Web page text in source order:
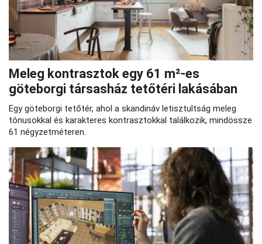
Meleg kontrasztok egy 61 m²-es
göteborgi társasház tetőtéri lakásában
Egy göteborgi tetőtér, ahol a skandináv letisztultság meleg
tónusokkal és karakteres kontrasztokkal találkozik, mindössze
61 négyzetméteren.